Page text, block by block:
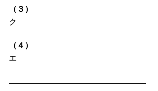
（３）
ク
（４）
エ